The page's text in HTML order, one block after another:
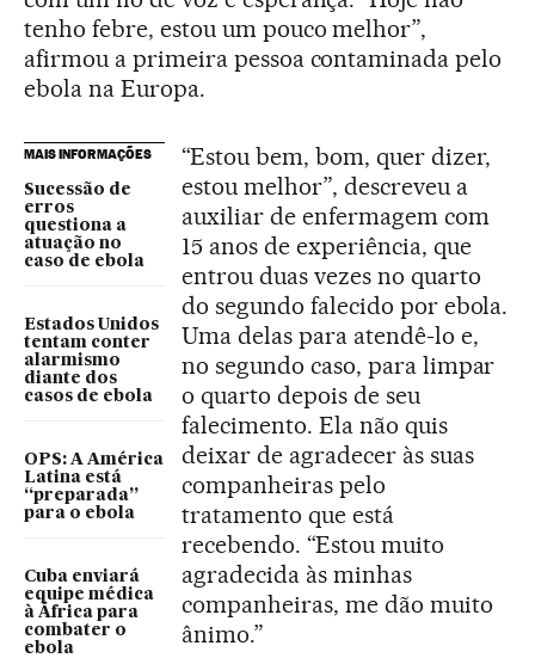
tenho febre, estou um pouco melhor”,
afirmou a primeira pessoa contaminada pelo
ebola na Europa.
MAIS INFORMAÇÕES
Sucessão de
erros
questiona a
atuação no
caso de ebola
Estados Unidos
tentam conter
alarmismo
diante dos
casos de ebola
OPS: A América
Latina está
“preparada”
para o ebola
Cuba enviará
equipe médica
à África para
combater o
ebola
“Estou bem, bom, quer dizer,
estou melhor”, descreveu a
auxiliar de enfermagem com
15 anos de experiência, que
entrou duas vezes no quarto
do segundo falecido por ebola.
Uma delas para atendê-lo e,
no segundo caso, para limpar
o quarto depois de seu
falecimento. Ela não quis
deixar de agradecer às suas
companheiras pelo
tratamento que está
recebendo. “Estou muito
agradecida às minhas
companheiras, me dão muito
ânimo.”